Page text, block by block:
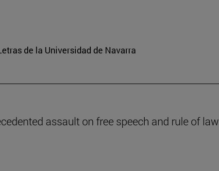
de la Universidad de Navarra
assault on free speech and rule of law